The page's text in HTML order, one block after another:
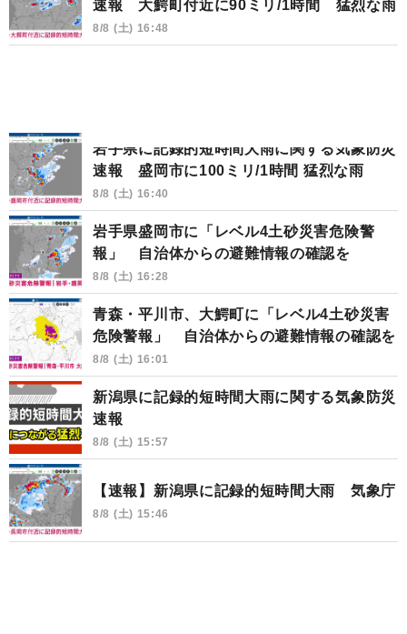
速報 大鰐町付近に90ミリ/1時間 猛烈な雨
8/8 (土) 16:48
岩手県に記録的短時間大雨に関する気象防災
速報 盛岡市に100ミリ/1時間 猛烈な雨
8/8 (土) 16:40
岩手県盛岡市に「レベル4土砂災害危険警
報」 自治体からの避難情報の確認を
8/8 (土) 16:28
青森・平川市、大鰐町に「レベル4土砂災害
危険警報」 自治体からの避難情報の確認を
8/8 (土) 16:01
新潟県に記録的短時間大雨に関する気象防災
速報
8/8 (土) 15:57
【速報】新潟県に記録的短時間大雨 気象庁
8/8 (土) 15:46